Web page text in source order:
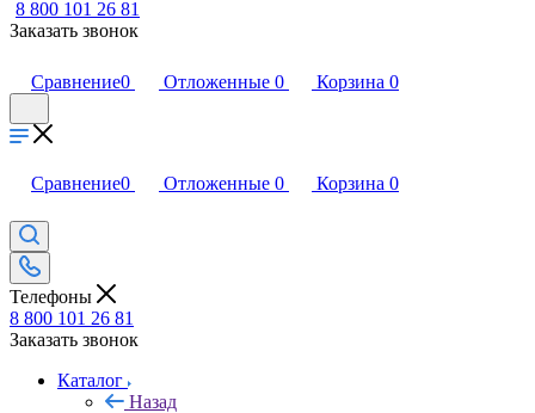
8 800 101 26 81
Заказать звонок
Сравнение0 Отложенные 0 Корзина 0
Сравнение0 Отложенные 0 Корзина 0
Телефоны
8 800 101 26 81
Заказать звонок
Каталог
Назад